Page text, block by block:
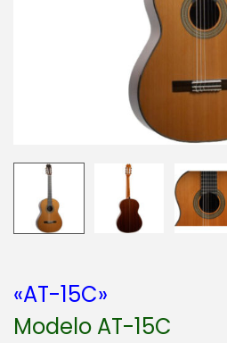
c
ó
d
«AT-15C»
Modelo AT-15C